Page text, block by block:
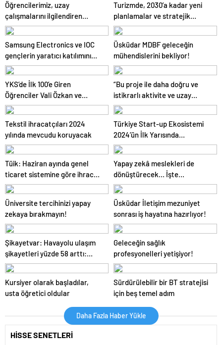
Öğrencilerimiz, uzay
çalışmalarını ilgilendiren
projelerde de yer alıyor!
Turizmde, 2030’a kadar yeni
planlamalar ve stratejik
yatırımlar önemli
Samsung Electronics ve IOC
gençlerin yaratıcı katılımını
teşvik eden Dijital Olimpiyat
Topluluğu projesini tanıttı
Üsküdar MDBF geleceğin
mühendislerini bekliyor!
YKS’de İlk 100’e Giren
Öğrenciler Vali Özkan ve
Başkan Altay’la Buluştu
“Bu proje ile daha doğru ve
istikrarlı aktivite ve uzay
havası tahminleri
yapılabilecek”
Tekstil ihracatçıları 2024
yılında mevcudu koruyacak
Türkiye Start-up Ekosistemi
2024’ün İlk Yarısında
Yükselişe Geçti
Tüik: Haziran ayında genel
ticaret sistemine göre ihracat
%8,3, ithalat %4,4 azaldı
Yapay zekâ meslekleri de
dönüştürecek… İşte
karşınızda geleceğin
meslekleri…
Üniversite tercihinizi yapay
zekaya bırakmayın!
Üsküdar İletişim mezuniyet
sonrası iş hayatına hazırlıyor!
Şikayetvar: Havayolu ulaşım
şikayetleri yüzde 58 arttı:
“Açıklama yok, saatlerdir
bekliyoruz”
Geleceğin sağlık
profesyonelleri yetişiyor!
Kursiyer olarak başladılar,
usta öğretici oldular
Sürdürülebilir bir BT stratejisi
için beş temel adım
Daha Fazla Haber Yükle
HİSSE SENETLERİ